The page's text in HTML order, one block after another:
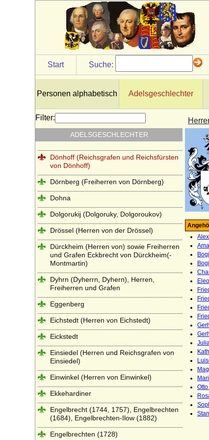
Start Suche:
Personen alphabetisch Adelsgeschlechter
Filter:
ADELSGESCHLECHTER
della Torre (Torriani, von Thurn)
de la Motte Fouqué (Adelsfamilie de la
Motte Fouqué)
Dessewffy von Czernek und Tarkeö
(Freiherren, Grafen)
Dewitz
Freiherren, Reichsgrafen und Grafen von
Diepenbroick)
Dieskau (Herren von Dieskau, auch
Freiherren von Dieskau)
Dietrichstein
Dönhoff (Reichsgrafen und Reichsfürsten
von Dönhoff)
Dörnberg (Freiherren von Dörnberg)
Dohna
Dolgorukij (Dolgoruky, Dolgoroukov)
Drössel (Herren von der Drössel)
Dürckheim (Herren von) sowie Freiherren
und Grafen Eckbrecht von Dürckheim(-
Montmartin)
Dyhrn (Dyherrn, Dyhern), Herren,
Freiherren und Grafen
Eggenberg
Eichstedt (Herren von Eichstedt)
Eickstedt
Einsiedel (Herren und Reichsgrafen von
Einsiedel)
Einwinkel (Herren von Einwinkel)
Ekkehardiner
Engelbrecht (1744, 1757), Engelbrechten
(1684), Engelbrechten-Ilow (1882)
Engelbrechten (1728)